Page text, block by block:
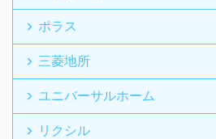
ポラス
三菱地所
ユニバーサルホーム
リクシル